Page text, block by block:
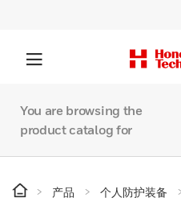
You are browsing the
product catalog for
产品 个人防护装备